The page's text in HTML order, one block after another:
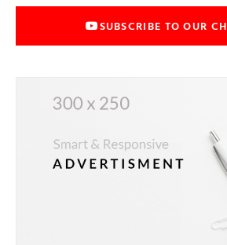
SUBSCRIBE TO OUR